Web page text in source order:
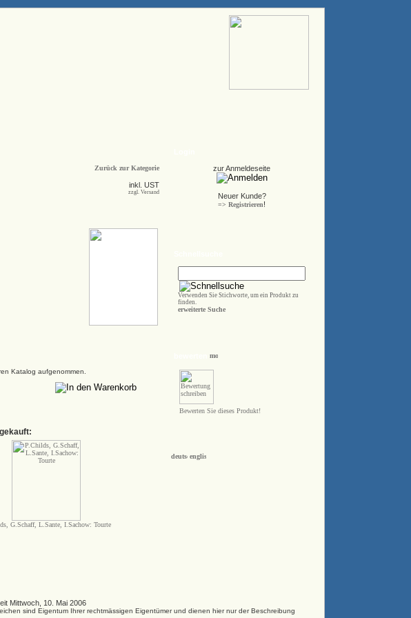
Zurück zur Kategorie
inkl. UST
zzgl. Versand
Katalog aufgenommen.
G.Schaff, L.Sante, I.Sachow: Tourte
zur Anmeldeseite
Neuer Kunde?
=> Registrieren!
Verwenden Sie Stichworte, um ein Produkt zu
finden.
erweiterte Suche
Bewerten Sie dieses Produkt!
10. Mai 2006
sind Eigentum Ihrer rechtmässigen Eigentümer und dienen hier nur der Beschreibung